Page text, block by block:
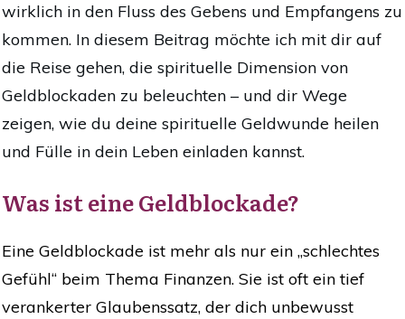
wirklich in den Fluss des Gebens und Empfangens zu
kommen. In diesem Beitrag möchte ich mit dir auf
die Reise gehen, die spirituelle Dimension von
Geldblockaden zu beleuchten – und dir Wege
zeigen, wie du deine spirituelle Geldwunde heilen
und Fülle in dein Leben einladen kannst.
Was ist eine Geldblockade?
Eine Geldblockade ist mehr als nur ein „schlechtes
Gefühl“ beim Thema Finanzen. Sie ist oft ein tief
verankerter Glaubenssatz, der dich unbewusst